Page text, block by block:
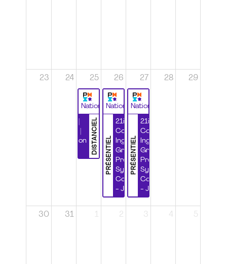
23 24 25
National
DISTANCIEL
Certification
26
National
PRÉSENTIEL
21ième
Congrès
Ingénierie
Grands
Projets et
Systèmes
Complexes
- Jour 1
27
National
PRÉSENTIEL
21ième
Congrès
Ingénierie
Grands
Projets et
Systèmes
Complexes
- Jour 2
28 29
30 31 1 2 3 4 5